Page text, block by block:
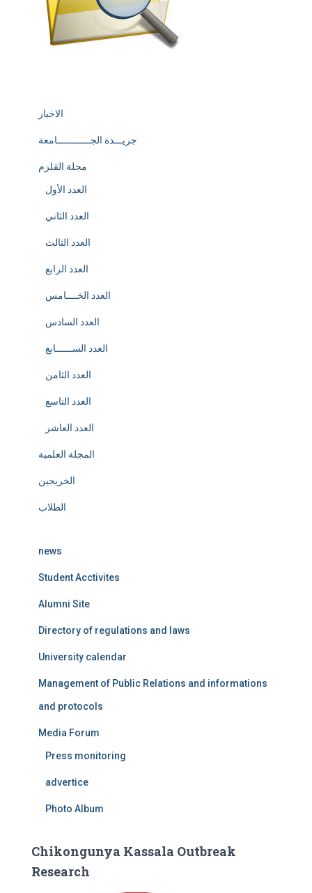
الاخبار
جريـــدة الجــــــــــــامعة
مجلة القلزم
العدد الأول
العدد الثاني
العدد الثالث
العدد الرابع
العدد الخــــامس
العدد السادس
العدد الســــــابع
العدد الثامن
العدد التاسع
العدد العاشر
المجلة العلمية
الخريجين
الطلاب
news
Student Acctivites
Alumni Site
Directory of regulations and laws
University calendar
Management of Public Relations and informations
and protocols
Media Forum
Press monitoring
advertice
Photo Album
Chikongunya Kassala Outbreak
Research